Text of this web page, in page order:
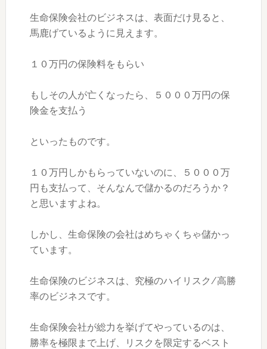
生命保険会社のビジネスは、表面だけ見ると、
馬鹿げているように見えます。
１０万円の保険料をもらい
もしその人が亡くなったら、５０００万円の保
険金を支払う
といったものです。
１０万円しかもらっていないのに、５０００万
円も支払って、そんなんで儲かるのだろうか？
と思いますよね。
しかし、生命保険の会社はめちゃくちゃ儲かっ
ています。
生命保険のビジネスは、究極のハイリスク/高勝
率のビジネスです。
生命保険会社が総力を挙げてやっているのは、
勝率を極限まで上げ、リスクを限定するベスト